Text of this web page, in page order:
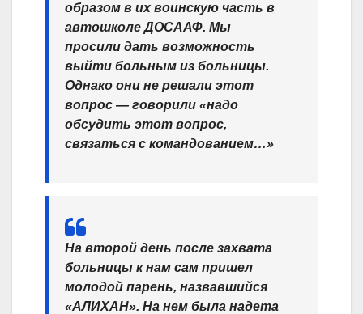
образом в их воинскую часть в
автошколе ДОСААФ. Мы
просили дать возможность
выйти больным из больницы.
Однако они не решали этот
вопрос — говорили «надо
обсудить этот вопрос,
связаться с командованием…»
На второй день после захвата
больницы к нам сам пришел
молодой парень, назвавшийся
«АЛИХАН». На нем была надета